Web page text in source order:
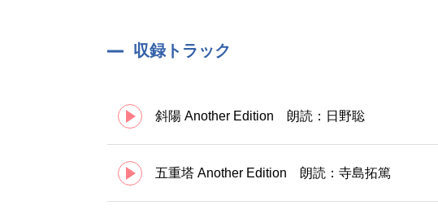
収録トラック
斜陽 Another Edition 朗読：日野聡
五重塔 Another Edition 朗読：寺島拓篤